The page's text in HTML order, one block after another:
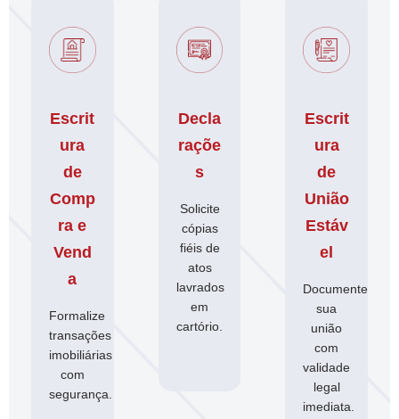
Escrit
ura
de
Comp
ra e
Vend
a
Formalize
transações
imobiliárias
com
segurança.
Decla
raçõe
s
Solicite
cópias
fiéis de
atos
lavrados
em
cartório.
Escrit
ura
de
União
Estáv
el
Documente
sua
união
com
validade
legal
imediata.